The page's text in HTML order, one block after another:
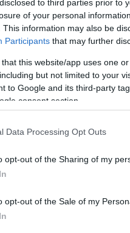
to third parties prior to
of your personal
This information may also be
Participants that may further
that this website/app uses one
but not limited to your
to Google and its third-party
consent section.
Data Processing Opt Outs
opt-out of the Sharing of my
opt-out of the Sale of my